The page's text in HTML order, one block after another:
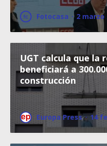
Fotocasa · 2 marzo
UGT calcula que la
beneficiará a
construcción
Europa Press · 14